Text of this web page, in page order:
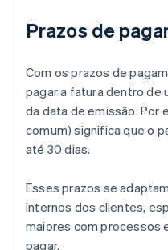
Prazos de
Com os prazos de
pagar a fatura dentro de
da data de emissão. Por
comum) significa que o
até 30 dias.
Esses prazos se
internos dos clientes,
maiores com processos
pagar.